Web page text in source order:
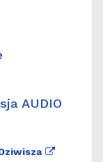
AUDIO